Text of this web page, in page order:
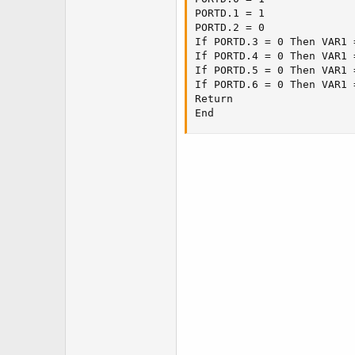
PORTD.1 = 1
PORTD.2 = 0
If PORTD.3 = 0 Then VAR1
If PORTD.4 = 0 Then VAR1
If PORTD.5 = 0 Then VAR1
If PORTD.6 = 0 Then VAR1
Return
End